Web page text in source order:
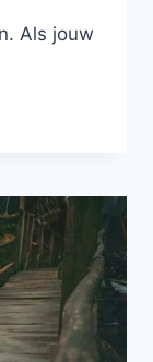
Als jouw